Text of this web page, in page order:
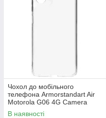
Чохол до мобільного
телефона Armorstandart Air
Motorola G06 4G Camera
cover Clear (ARM89057)
В наявності